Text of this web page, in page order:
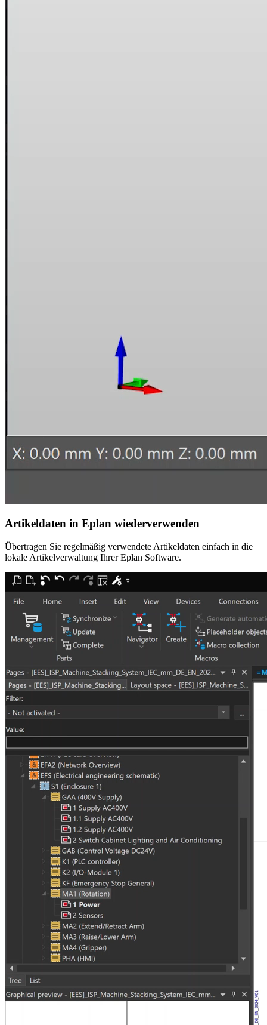
Artikeldaten in Eplan wiederverwenden
Übertragen Sie regelmäßig verwendete Artikeldaten einfach in die
lokale Artikelverwaltung Ihrer Eplan Software.